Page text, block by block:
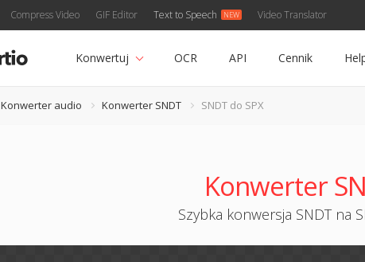
Compress Video GIF Editor Text to Speech Video Translator
Konwertuj OCR API Cennik
Konwerter audio Konwerter SNDT SNDT do SPX
Konwerter
Szybka konwersja SNDT na